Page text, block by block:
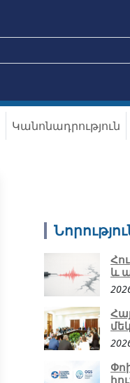
Կանոնադրություն
և